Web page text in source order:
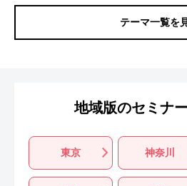
テーマ一覧を
地域版のセミナ
東京 神奈川